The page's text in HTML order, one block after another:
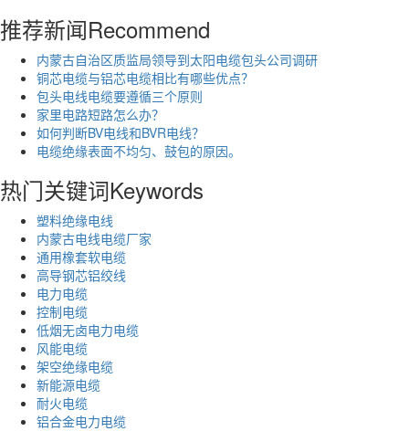
推荐新闻Recommend
内蒙古自治区质监局领导到太阳电缆包头公司调研
铜芯电缆与铝芯电缆相比有哪些优点？
包头电线电缆要遵循三个原则
家里电路短路怎么办？
如何判断BV电线和BVR电线？
电缆绝缘表面不均匀、鼓包的原因。
热门关键词Keywords
塑料绝缘电线
内蒙古电线电缆厂家
通用橡套软电缆
高导钢芯铝绞线
电力电缆
控制电缆
低烟无卤电力电缆
风能电缆
架空绝缘电缆
新能源电缆
耐火电缆
铝合金电力电缆